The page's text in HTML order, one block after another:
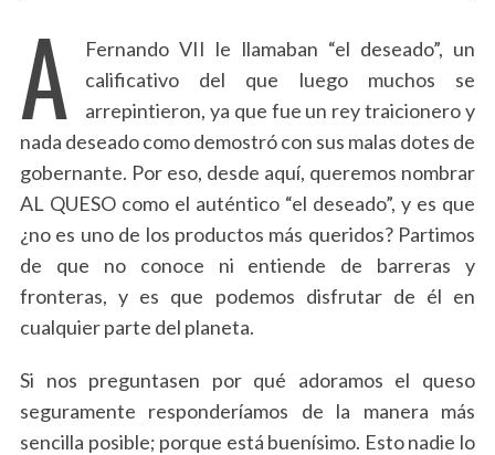
A
Fernando VII le llamaban “el deseado”, un
calificativo del que luego muchos se
arrepintieron, ya que fue un rey traicionero y
nada deseado como demostró con sus malas dotes de
gobernante. Por eso, desde aquí, queremos nombrar
AL QUESO como el auténtico “el deseado”, y es que
¿no es uno de los productos más queridos? Partimos
de que no conoce ni entiende de barreras y
fronteras, y es que podemos disfrutar de él en
cualquier parte del planeta.
Si nos preguntasen por qué adoramos el queso
seguramente responderíamos de la manera más
sencilla posible; porque está buenísimo. Esto nadie lo